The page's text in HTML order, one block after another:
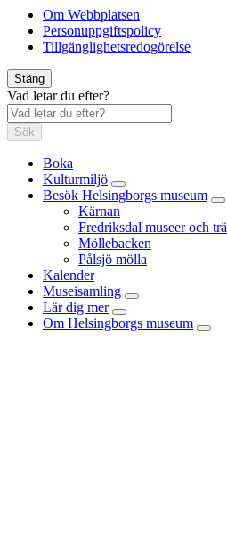
Om Webbplatsen
Personuppgiftspolicy
Tillgänglighetsredogörelse
Stäng
Vad letar du efter?
Sök
Boka
Kulturmiljö
Besök Helsingborgs museum
Kärnan
Fredriksdal museer och
Möllebacken
Pålsjö mölla
Kalender
Museisamling
Lär dig mer
Om Helsingborgs museum